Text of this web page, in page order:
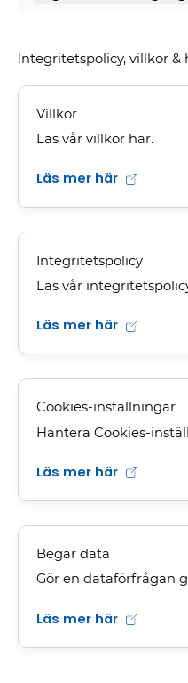
Integritetspolicy, villkor &
Villkor
Läs vår villkor här.
Läs mer här
Integritetspolicy
Läs vår
Läs mer här
Cookies-inställningar
Hantera Cookies-
Läs mer här
Begär data
Gör en dataförfrågan
Läs mer här